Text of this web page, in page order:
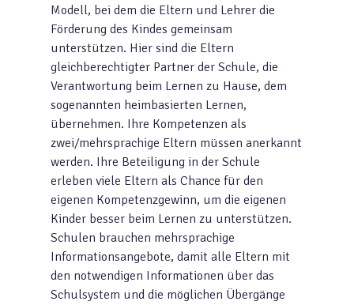
Modell, bei dem die Eltern und Lehrer die
Förderung des Kindes gemeinsam
unterstützen. Hier sind die Eltern
gleichberechtigter Partner der Schule, die
Verantwortung beim Lernen zu Hause, dem
sogenannten heimbasierten Lernen,
übernehmen. Ihre Kompetenzen als
zwei/mehrsprachige Eltern müssen anerkannt
werden. Ihre Beteiligung in der Schule
erleben viele Eltern als Chance für den
eigenen Kompetenzgewinn, um die eigenen
Kinder besser beim Lernen zu unterstützen.
Schulen brauchen mehrsprachige
Informationsangebote, damit alle Eltern mit
den notwendigen Informationen über das
Schulsystem und die möglichen Übergänge